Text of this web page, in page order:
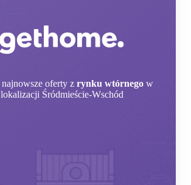
najnowsze oferty z rynku wtórnego w
lokalizacji Śródmieście-Wschód